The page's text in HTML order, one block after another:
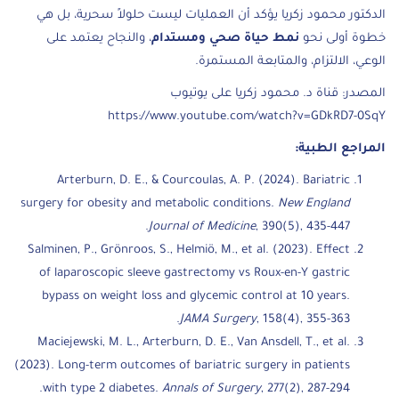
الدكتور محمود زكريا يؤكد أن العمليات ليست حلولاً سحرية، بل هي
خطوة أولى نحو نمط حياة صحي ومستدام، والنجاح يعتمد على
الوعي، الالتزام، والمتابعة المستمرة.
المصدر: قناة د. محمود زكريا على يوتيوب
https://www.youtube.com/watch?v=GDkRD7-0SqY
المراجع الطبية:
Arterburn, D. E., & Courcoulas, A. P. (2024). Bariatric
surgery for obesity and metabolic conditions. New England
Journal of Medicine, 390(5), 435-447.
Salminen, P., Grönroos, S., Helmiö, M., et al. (2023). Effect
of laparoscopic sleeve gastrectomy vs Roux-en-Y gastric
bypass on weight loss and glycemic control at 10 years.
JAMA Surgery, 158(4), 355-363.
Maciejewski, M. L., Arterburn, D. E., Van Ansdell, T., et al.
(2023). Long-term outcomes of bariatric surgery in patients
with type 2 diabetes. Annals of Surgery, 277(2), 287-294.